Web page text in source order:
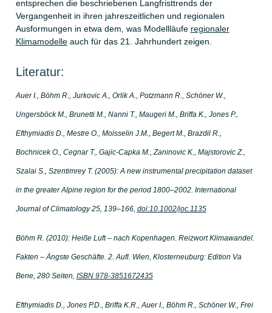
entsprechen die beschriebenen Langfristtrends der
Vergangenheit in ihren jahreszeitlichen und regionalen
Ausformungen in etwa dem, was Modellläufe regionaler
Klimamodelleauch für das 21. Jahrhundert zeigen.
Literatur:
Auer I., Böhm R., Jurkovic A., Orlik A., Potzmann R., Schöner W.,
Ungersböck M., Brunetti M., Nanni T., Maugeri M., Briffa K., Jones P.,
Efthymiadis D., Mestre O., Moisselin J.M., Begert M., Brazdil R.,
Bochnicek O., Cegnar T., Gajic-Capka M., Zaninovic K., Majstorovic Z.,
Szalai S., Szentimrey T. (2005): A new instrumental precipitation dataset
in the greater Alpine region for the period 1800–2002. International
Journal of Climatology 25, 139–166, doi:10.1002/joc.1135
Böhm R. (2010): Heiße Luft – nach Kopenhagen. Reizwort Klimawandel.
Fakten – Ängste Geschäfte. 2. Aufl. Wien, Klosterneuburg: Edition Va
Bene, 280 Seiten, ISBN 978-3851672435
Efthymiadis D., Jones P.D., Briffa K.R., Auer I., Böhm R., Schöner W., Frei